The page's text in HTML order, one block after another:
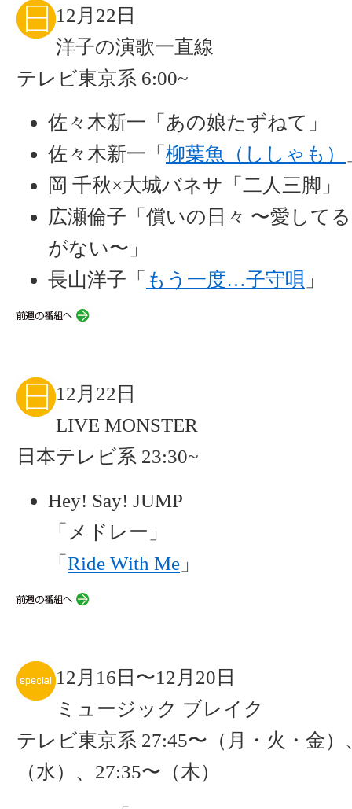
12月22日
洋子の演歌一直線
テレビ東京系 6:00~
佐々木新一「あの娘たずねて」
佐々木新一「 柳葉魚（ししゃも）
岡 千秋×大城バネサ「二人三脚」
広瀬倫子「償いの日々 〜愛して
がない〜」
長山洋子「 もう一度…子守唄 」
12月22日
LIVE MONSTER
日本テレビ系 23:30~
Hey! Say! JUMP
「メドレー」
「 Ride With Me 」
12月16日〜12月20日
ミュージック ブレイク
テレビ東京系 27:45〜（月・火・金）
（水）、27:35〜（木）